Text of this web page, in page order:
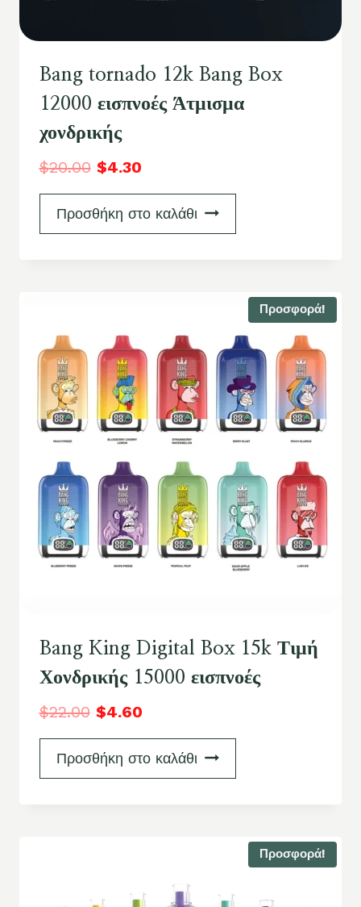
Bang tornado 12k Bang Box
12000 εισπνοές Άτμισμα
χονδρικής
$20.00 $4.30
Προσθήκη στο καλάθι
Προσφορά!
Bang King Digital Box 15k Τιμή
Χονδρικής 15000 εισπνοές
$22.00 $4.60
Προσθήκη στο καλάθι
Προσφορά!